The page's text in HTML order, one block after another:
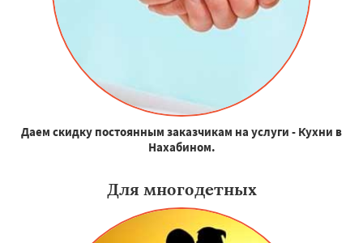
Даем скидку постоянным заказчикам на услуги - Кухни в
Нахабином.
Для многодетных